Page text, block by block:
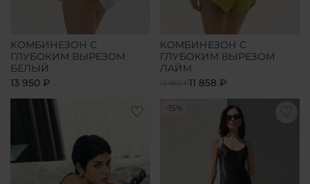
КОМБИНЕЗОН С
ГЛУБОКИМ ВЫРЕЗОМ
БЕЛЫЙ
13 950 ₽
КОМБИНЕЗОН С
ГЛУБОКИМ ВЫРЕЗОМ
ЛАЙМ
13 950 ₽11 858 ₽
-15%